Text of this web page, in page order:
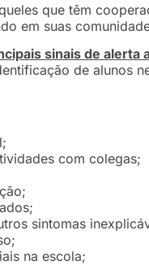
que têm
em suas
sinais de alerta
de alunos
com colegas;
sintomas
na escola;